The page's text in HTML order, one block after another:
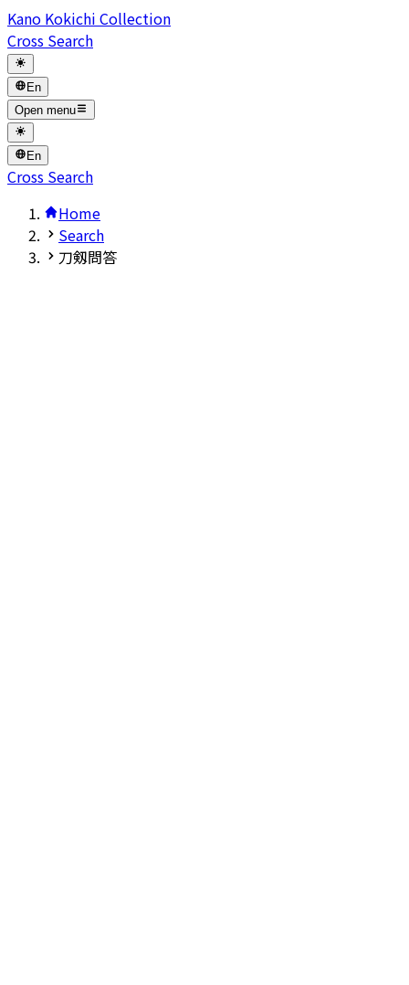
Kano Kokichi Collection
Cross Search
En
Open menu
En
Cross Search
Home
Search
刀剱問答